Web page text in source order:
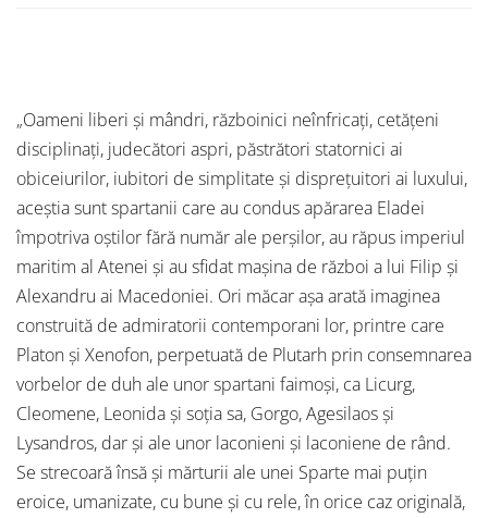
„Oameni liberi și mândri, războinici neînfricați, cetățeni
disciplinați, judecători aspri, păstrători statornici ai
obiceiurilor, iubitori de simplitate și disprețuitori ai luxului,
aceștia sunt spartanii care au condus apărarea Eladei
împotriva oștilor fără număr ale perșilor, au răpus imperiul
maritim al Atenei și au sfidat mașina de război a lui Filip și
Alexandru ai Macedoniei. Ori măcar așa arată imaginea
construită de admiratorii contemporani lor, printre care
Platon și Xenofon, perpetuată de Plutarh prin consemnarea
vorbelor de duh ale unor spartani faimoși, ca Licurg,
Cleomene, Leonida și soția sa, Gorgo, Agesilaos și
Lysandros, dar și ale unor laconieni și laconiene de rând.
Se strecoară însă și mărturii ale unei Sparte mai puțin
eroice, umanizate, cu bune și cu rele, în orice caz originală,